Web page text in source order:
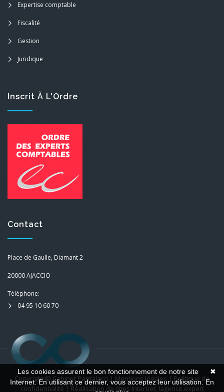
Expertise comptable
Fiscalité
Gestion
Juridique
Inscrit À L'Ordre
Contact
Place de Gaulle, Diamant 2
20000 AJACCIO
Téléphone:
04 95 10 60 70
Copyright © Cabinet Pantalacci | Mentions légales | Politique de
confidentialité | Réalisation de sites Internet, lagence.expert
✖
Les cookies assurent le bon fonctionnement de notre site
Internet. En utilisant ce dernier, vous acceptez leur utilisation.En